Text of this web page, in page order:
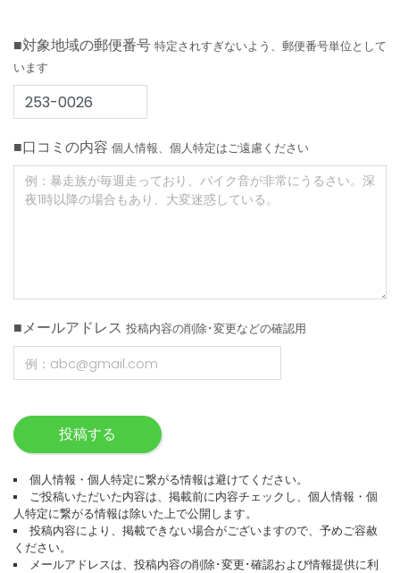
■対象地域の郵便番号 特定されすぎないよう、郵便番号単位として
います
■口コミの内容 個人情報、個人特定はご遠慮ください
■メールアドレス 投稿内容の削除･変更などの確認用
投稿する
個人情報・個人特定に繋がる情報は避けてください。
ご投稿いただいた内容は、掲載前に内容チェックし、個人情報・個
人特定に繋がる情報は除いた上で公開します。
投稿内容により、掲載できない場合がございますので、予めご容赦
ください。
メールアドレスは、投稿内容の削除･変更･確認および情報提供に利